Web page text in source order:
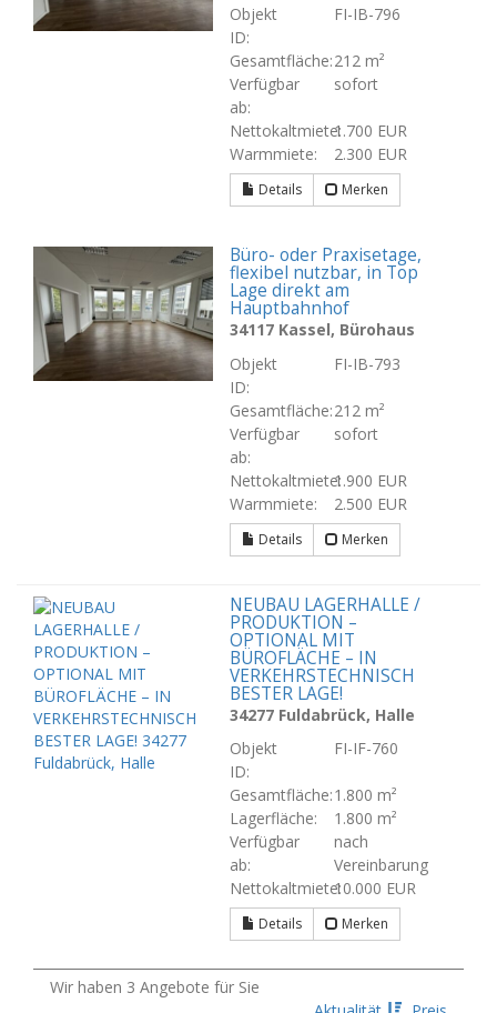
Objekt
ID:
FI-IB-796
Gesamtfläche:212 m²
Verfügbar
ab:
sofort
Nettokaltmiete:1.700 EUR
Warmmiete:
2.300 EUR
Details Merken
Büro- oder Praxisetage,
flexibel nutzbar, in Top
Lage direkt am
Hauptbahnhof
34117 Kassel, Bürohaus
Objekt
ID:
FI-IB-793
Gesamtfläche:212 m²
Verfügbar
ab:
sofort
Nettokaltmiete:1.900 EUR
Warmmiete:
2.500 EUR
Details Merken
NEUBAU LAGERHALLE /
PRODUKTION –
OPTIONAL MIT
BÜROFLÄCHE – IN
VERKEHRSTECHNISCH
BESTER LAGE!
34277 Fuldabrück, Halle
Objekt
ID:
FI-IF-760
Gesamtfläche:1.800 m²
Lagerfläche:
1.800 m²
Verfügbar
ab:
nach
Vereinbarung
Nettokaltmiete:10.000 EUR
Details Merken
Wir haben 3 Angebote für Sie